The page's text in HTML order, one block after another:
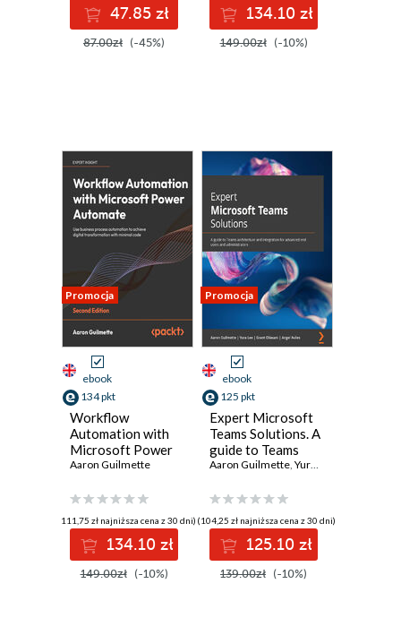
47.85 zł
87.00zł (-45%)
attempt134.10 zł
149.00zł (-10%)
Promocja
ebook
134 pkt
Workflow
Automation with
Microsoft Power
Automate. Use
automation to
achieve digital
transformation
with minimal code -
Second Edition
Aaron Guilmette
(111,75 zł najniższa cena z 30 dni)
134.10 zł
149.00zł (-10%)
Promocja
ebook
125 pkt
Expert Microsoft
Teams Solutions. A
guide to Teams
architecture and
advanced end
users and
administrators
Aaron Guilmette, Yura Lee
(104,25 zł najniższa cena z 30 dni)
125.10 zł
139.00zł (-10%)